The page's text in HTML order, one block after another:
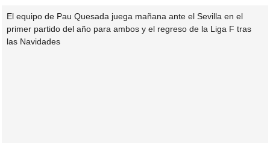
El equipo de Pau Quesada juega mañana ante el Sevilla en el
primer partido del año para ambos y el regreso de la Liga F tras
las Navidades